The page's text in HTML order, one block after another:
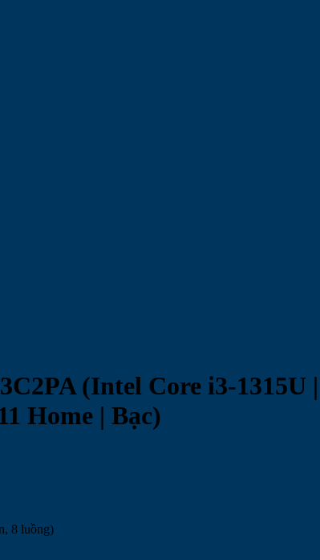
(Intel Core i3-1315U
Home | Bạc)
8 luồng)